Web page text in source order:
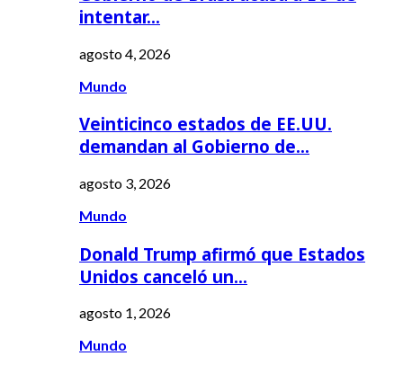
intentar…
agosto 4, 2026
Mundo
Veinticinco estados de EE.UU.
demandan al Gobierno de…
agosto 3, 2026
Mundo
Donald Trump afirmó que Estados
Unidos canceló un…
agosto 1, 2026
Mundo